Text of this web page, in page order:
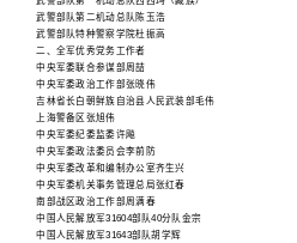
武警部队第二机动总队陈玉浩
武警部队特种警察学院杜振高
二、全军优秀党务工作者
中央军委联合参谋部周喆
中央军委政治工作部张晓伟
吉林省长白朝鲜族自治县人民武装部毛伟
上海警备区张旭伟
中央军委纪委监委许飚
中央军委政法委员会李前防
中央军委改革和编制办公室齐生兴
中央军委机关事务管理总局张红春
南部战区政治工作部周满春
中国人民解放军31604部队40分队金宗
中国人民解放军31643部队胡学辉